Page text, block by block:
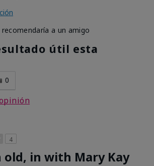
recomendaría a un amigo
útil esta
0
4
in with Mary Kay